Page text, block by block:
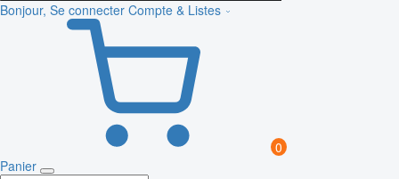
Bonjour, Se connecter Compte & Listes
0
Panier